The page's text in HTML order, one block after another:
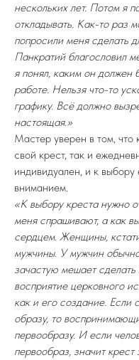
нескольких лет. Потом я
откладывать. Как-то раз
попросили меня сделать
Панкратий благословил
я понял, каким он должен
работе. Нельзя что-то
графику. Всё должно
настоящая.»
Мастер уверен в том, что
свой крест, так и
индивидуален, и к
вниманием.
«К выбору креста нужно
меня спрашивают, а как
сердцем. Женщины,
мужчины. У мужчин
зачастую мешает
восприятие церковного
как и его создание. Если
образу, то
первообразу. И если
первообраз, значит